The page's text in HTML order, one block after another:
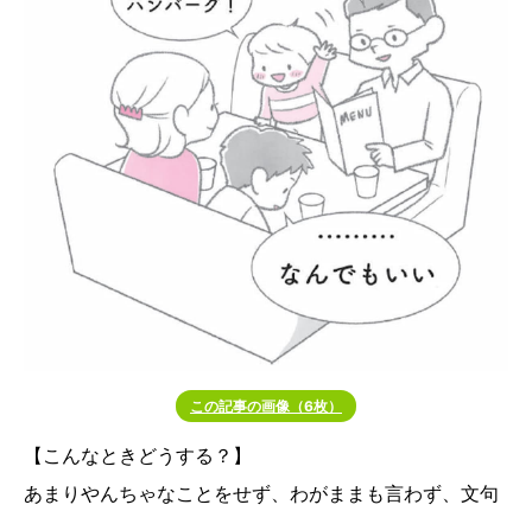
この記事の画像（6枚）
【こんなときどうする？】
あまりやんちゃなことをせず、わがままも言わず、文句